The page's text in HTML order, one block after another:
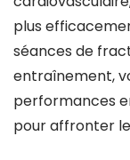
plus
séances de
entraînement,
performances
pour affronter